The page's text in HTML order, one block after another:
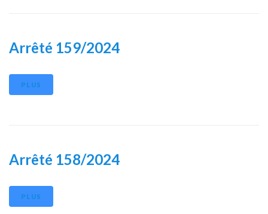
Arrêté 159/2024
PLUS
Arrêté 158/2024
PLUS